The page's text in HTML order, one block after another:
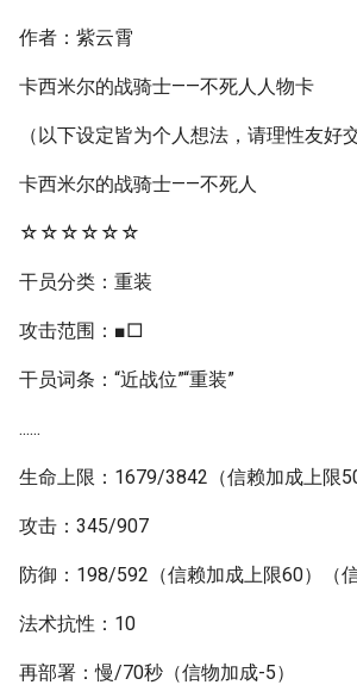
作者：紫云霄
卡西米尔的战骑士——不死人人物卡
（以下设定皆为个人想法，请理性友好交
卡西米尔的战骑士——不死人
☆☆☆☆☆☆
干员分类：重装
攻击范围：■□
干员词条：“近战位”“重装”
......
生命上限：1679/3842（信赖加成上限
攻击：345/907
防御：198/592（信赖加成上限60）（
法术抗性：10
再部署：慢/70秒（信物加成-5）